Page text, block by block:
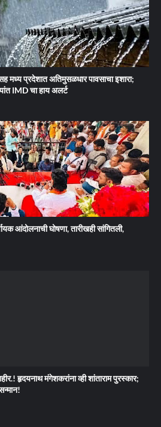
मध्य प्रदेशात अतिमुसळधार पावसाचा इशारा;
IMD चा हाय अलर्ट
आंदोलनाची घोषणा, तारीखही सांगितली,
हृदयनाथ मंगेशकरांना व्ही शांताराम पुरस्कार;